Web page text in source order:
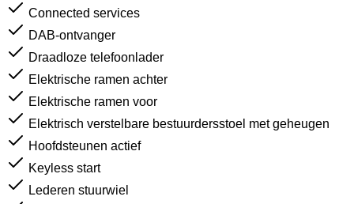
Connected services
DAB-ontvanger
Draadloze telefoonlader
Elektrische ramen achter
Elektrische ramen voor
Elektrisch verstelbare bestuurdersstoel met geheugen
Hoofdsteunen actief
Keyless start
Lederen stuurwiel